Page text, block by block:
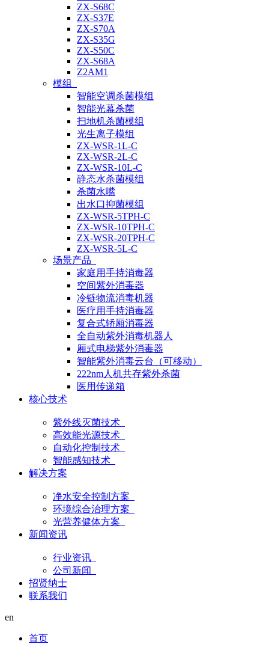
ZX-S68C
ZX-S37E
ZX-S70A
ZX-S35G
ZX-S50C
ZX-S68A
Z2AM1
模组
智能空调杀菌模组
智能光幕杀菌
扫地机杀菌模组
光生离子模组
ZX-WSR-1L-C
ZX-WSR-2L-C
ZX-WSR-10L-C
静态水杀菌模组
杀菌水嘴
出水口抑菌模组
ZX-WSR-5TPH-C
ZX-WSR-10TPH-C
ZX-WSR-20TPH-C
ZX-WSR-5L-C
场景产品
家庭用手持消毒器
空间紫外消毒器
冷链物流消毒机器
医疗用手持消毒器
复合式轿厢消毒器
全自动紫外消毒机器人
厢式电梯紫外消毒器
智能紫外消毒云台（可移动）
222nm人机共存紫外杀菌
医用传递箱
核心技术
紫外线灭菌技术
高效能光源技术
自动化控制技术
智能感知技术
解决方案
净水安全控制方案
环境综合治理方案
光营养健体方案
新闻资讯
行业资讯
公司新闻
招贤纳士
联系我们
en
首页